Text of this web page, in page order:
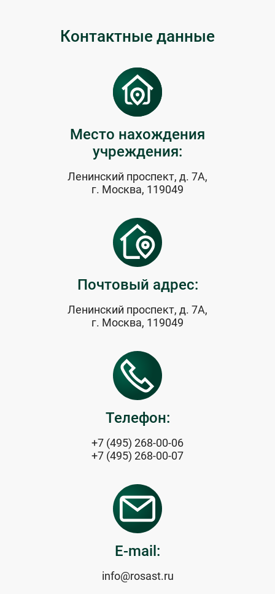
Контактные данные
Место нахождения
учреждения:
Ленинский проспект, д. 7А,
г. Москва, 119049
Почтовый адрес:
Ленинский проспект, д. 7А,
г. Москва, 119049
Телефон:
+7 (495) 268-00-06
+7 (495) 268-00-07
E-mail:
info@rosast.ru